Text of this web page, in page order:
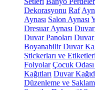
Dekorasyonu Raf
Aynası Salon Aynası
Dresuar Aynası Duvar
Duvar Panoları Duvar
Boyanabilir Duvar
Stickerları ve Etiketleri
Folyolar Çocuk
Kağıtları Duvar Kağıdı
Düzenleme ve